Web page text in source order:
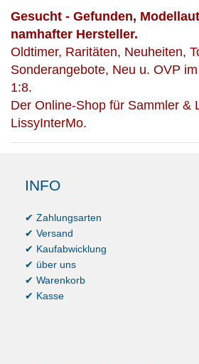
Gesucht - Gefunden,
namhafter Hersteller.
Oldtimer, Raritäten, Neuheiten,
Sonderangebote, Neu u. OVP
1:8.
Der Online-Shop für Sammler &
LissyInterMo.
INFO
✔ Zahlungsarten
✔ Versand
✔ Kaufabwicklung
✔ über uns
✔ Warenkorb
✔ Kasse